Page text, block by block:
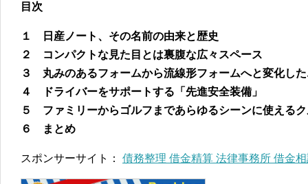
目次
１ 日産ノート、その名前の由来と歴史
２ コンパクトな見た目とは裏腹な広々スペース
３ 丸みのあるフォームから流線形フォームへと変化し
４ ドライバーをサポートする「先進安全装備」
５ ファミリーからゴルフまであらゆるシーンに使える
６ まとめ
スポンサーサイト： 債務整理 借金精算 法律事務所 借金